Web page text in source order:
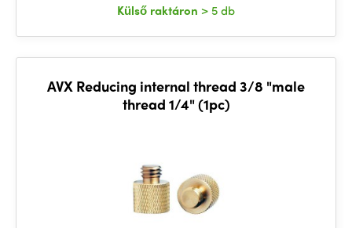
Külső raktáron > 5 db
AVX Reducing internal thread 3/8 "male
thread 1/4" (1pc)